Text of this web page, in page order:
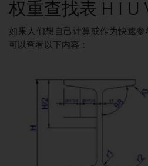
权重查找表 H I U
如果人们想自己计算或作为快速
可以查看以下内容：